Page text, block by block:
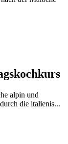
alpin und
die italienis...